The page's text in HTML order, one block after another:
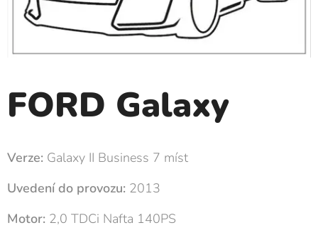
FORD Galaxy
Verze: Galaxy II Business 7 míst
Uvedení do provozu: 2013
Motor: 2,0 TDCi Nafta 140PS